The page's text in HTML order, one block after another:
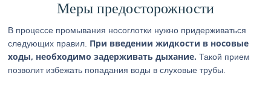
Меры предосторожности
В процессе промывания носоглотки нужно придерживаться
следующих правил. При введении жидкости в носовые
ходы, необходимо задерживать дыхание. Такой прием
позволит избежать попадания воды в слуховые трубы.